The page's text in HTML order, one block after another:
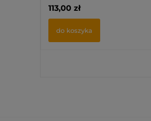
113,00 zł
do koszyka